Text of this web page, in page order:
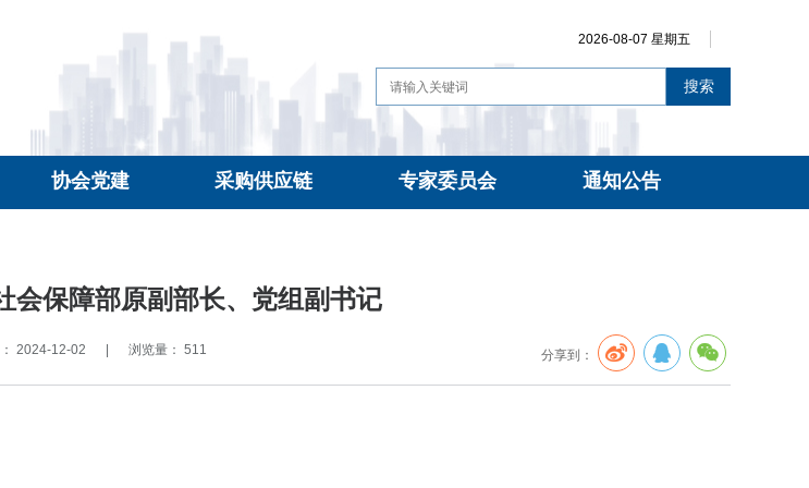
2026-08-07 星期五
搜索
协会党建 采购供应链 专家委员会 通知公告
会保障部原副部长、党组副书记
2024-12-02 浏览量： 511 分享到：